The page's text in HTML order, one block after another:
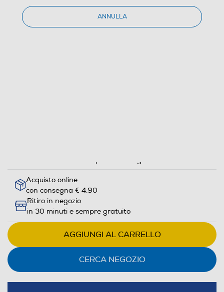
1/19
Acquisto online
con consegna € 4,90
Ritiro in negozio
in 30 minuti e sempre gratuito
AGGIUNGI AL CARRELLO
CERCA NEGOZIO
ANNULLA